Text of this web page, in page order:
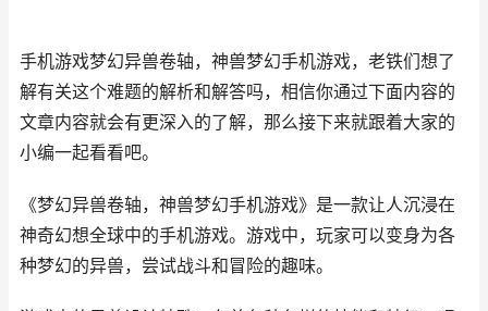
手机游戏梦幻异兽卷轴，神兽梦幻手机游戏，老铁们想了
解有关这个难题的解析和解答吗，相信你通过下面内容的
文章内容就会有更深入的了解，那么接下来就跟着大家的
小编一起看看吧。
《梦幻异兽卷轴，神兽梦幻手机游戏》是一款让人沉浸在
神奇幻想全球中的手机游戏。游戏中，玩家可以变身为各
种梦幻的异兽，尝试战斗和冒险的趣味。